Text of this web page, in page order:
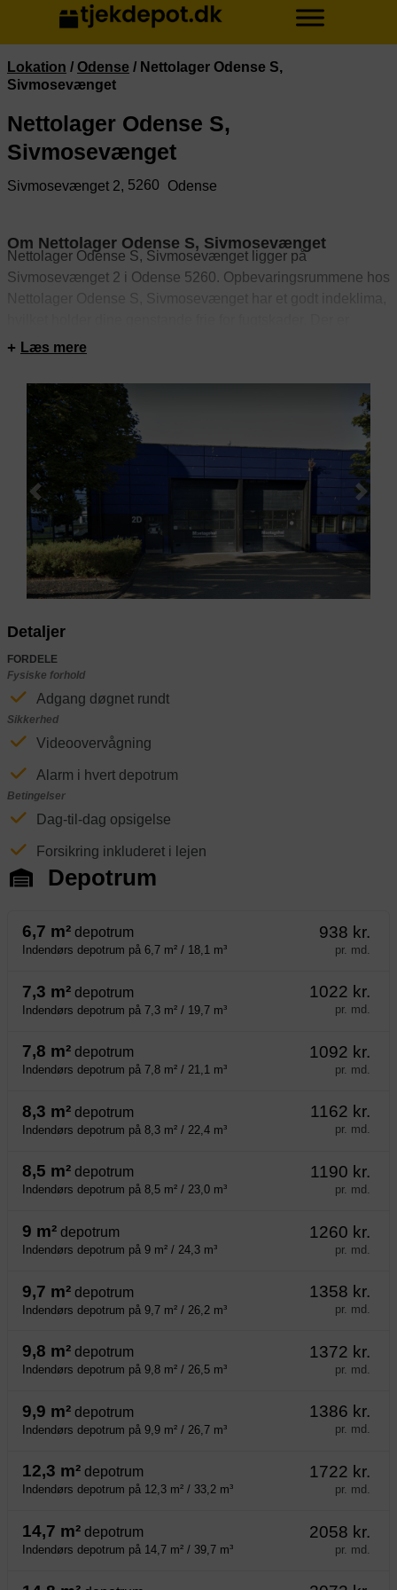
Lokation / Odense / Nettolager Odense S,
Sivmosevænget
Nettolager Odense S,
Sivmosevænget
Sivmosevænget 2, 5260 Odense
Om Nettolager Odense S, Sivmosevænget
Nettolager Odense S, Sivmosevænget ligger på
Sivmosevænget 2 i Odense 5260. Opbevaringsrummene hos
Nettolager Odense S, Sivmosevænget har et godt indeklima,
adgang til opbevaringsrummene døgnet rundt. Rummene er
videoovervågede.
Læs mere
Previous Next
Detaljer
FORDELE
Fysiske forhold
Adgang døgnet rundt
Sikkerhed
Videoovervågning
Alarm i hvert depotrum
Betingelser
Dag-til-dag opsigelse
Forsikring inkluderet i lejen
Depotrum
6,7 m² depotrum
Indendørs depotrum på 6,7 m² / 18,1 m³
938 kr.
pr. md.
7,3 m² depotrum
Indendørs depotrum på 7,3 m² / 19,7 m³
1022 kr.
pr. md.
7,8 m² depotrum
Indendørs depotrum på 7,8 m² / 21,1 m³
1092 kr.
pr. md.
8,3 m² depotrum
Indendørs depotrum på 8,3 m² / 22,4 m³
1162 kr.
pr. md.
8,5 m² depotrum
Indendørs depotrum på 8,5 m² / 23,0 m³
1190 kr.
pr. md.
9 m² depotrum
Indendørs depotrum på 9 m² / 24,3 m³
1260 kr.
pr. md.
9,7 m² depotrum
Indendørs depotrum på 9,7 m² / 26,2 m³
1358 kr.
pr. md.
9,8 m² depotrum
Indendørs depotrum på 9,8 m² / 26,5 m³
1372 kr.
pr. md.
9,9 m² depotrum
Indendørs depotrum på 9,9 m² / 26,7 m³
1386 kr.
pr. md.
12,3 m² depotrum
Indendørs depotrum på 12,3 m² / 33,2 m³
1722 kr.
pr. md.
14,7 m² depotrum
Indendørs depotrum på 14,7 m² / 39,7 m³
2058 kr.
pr. md.